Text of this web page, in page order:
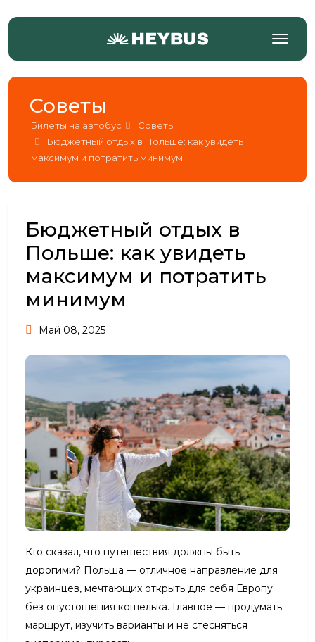
Советы
Билеты на автобус
Советы
Бюджетный отдых в Польше: как увидеть
максимум и потратить минимум
Бюджетный отдых в
Польше: как увидеть
максимум и потратить
минимум
Май 08, 2025
Кто сказал, что путешествия должны быть
дорогими? Польша — отличное направление для
украинцев, мечтающих открыть для себя Европу
без опустошения кошелька. Главное — продумать
маршрут, изучить варианты и не стесняться